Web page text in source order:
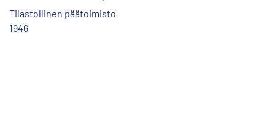
Tilastollinen päätoimisto
1946